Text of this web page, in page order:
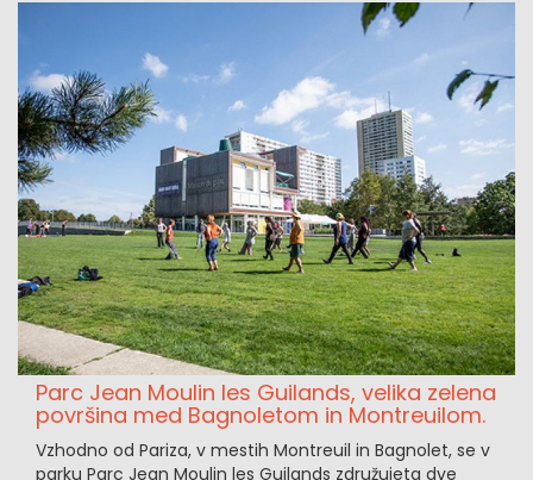
Parc Jean Moulin les Guilands, velika zelena
površina med Bagnoletom in Montreuilom.
Vzhodno od Pariza, v mestih Montreuil in Bagnolet, se v
parku Parc Jean Moulin les Guilands združujeta dve